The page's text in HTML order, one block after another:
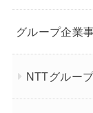
グループ企業
NTTグルー